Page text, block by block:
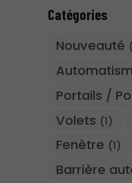
Catégories
Nouveauté
Portails /
Volets (1)
Fenêtre (1)
Barrière